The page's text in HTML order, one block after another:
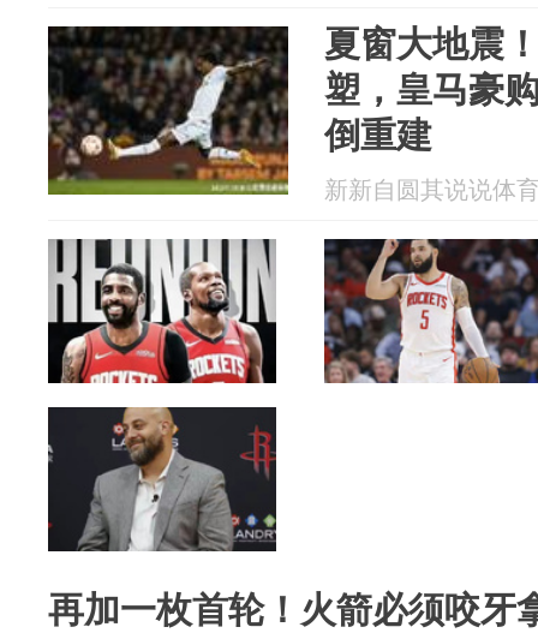
夏窗大地震
塑，皇马豪
倒重建
新新自圆其说说体
再加一枚首轮！火箭必须咬牙